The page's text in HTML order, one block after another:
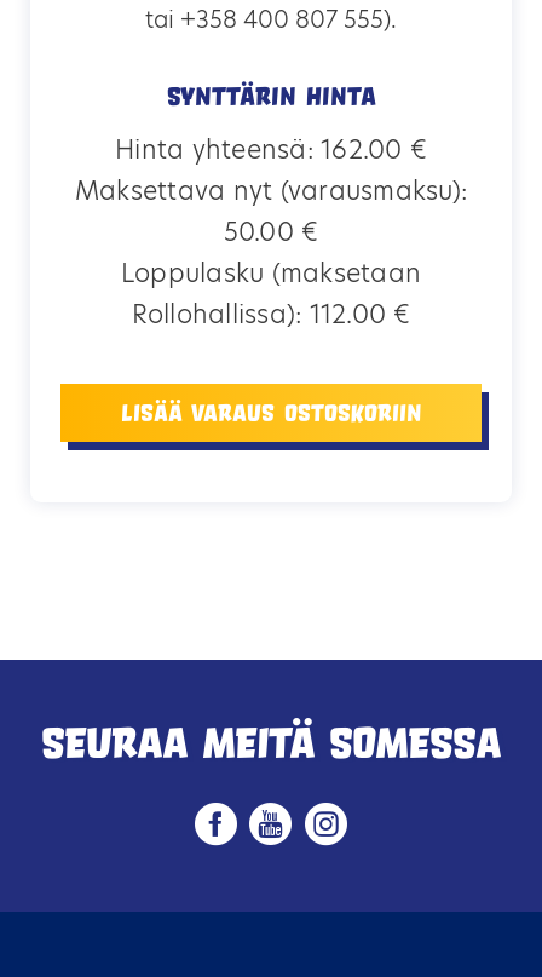
tai +358 400 807 555).
Synttärin hinta
Hinta yhteensä: 162.00 €
Maksettava nyt (varausmaksu):
50.00 €
Loppulasku (maksetaan
Rollohallissa): 112.00 €
Lisää varaus ostoskoriin
Seuraa meitä somessa